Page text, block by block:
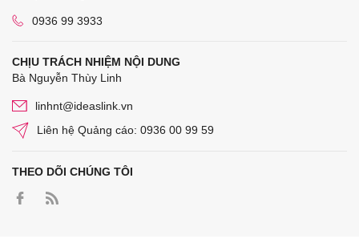
0936 99 3933
CHỊU TRÁCH NHIỆM NỘI DUNG
Bà Nguyễn Thùy Linh
linhnt@ideaslink.vn
Liên hệ Quảng cáo: 0936 00 99 59
THEO DÕI CHÚNG TÔI